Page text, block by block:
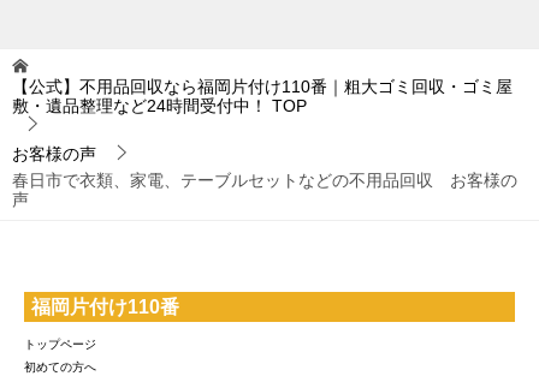
【公式】不用品回収なら福岡片付け110番｜粗大ゴミ回収・ゴミ屋
敷・遺品整理など24時間受付中！
TOP
お客様の声
春日市で衣類、家電、テーブルセットなどの不用品回収 お客様の
声
福岡片付け110番
トップページ
初めての方へ